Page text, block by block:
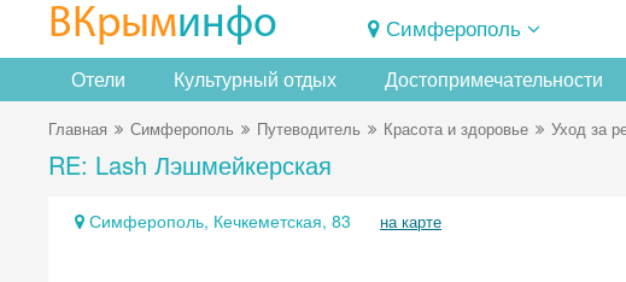
ВКрыминфо Симферополь
Отели Культурный отдых Достопримечательности
Главная Симферополь Путеводитель Красота и здоровье Уход за
RE: Lash Лэшмейкерская
Симферополь, Кечкеметская, 83 на карте